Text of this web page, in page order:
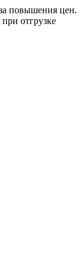
повышения цен.
отгрузке